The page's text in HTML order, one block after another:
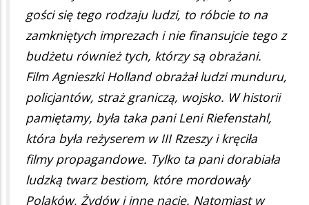
gości się tego rodzaju ludzi, to róbcie to na
zamkniętych imprezach i nie finansujcie tego z
budżetu również tych, którzy są obrażani.
Film Agnieszki Holland obrażał ludzi munduru,
policjantów, straż graniczą, wojsko. W historii
pamiętamy, była taka pani Leni Riefenstahl,
która była reżyserem w III Rzeszy i kręciła
filmy propagandowe. Tylko ta pani dorabiała
ludzką twarz bestiom, które mordowały
Polaków, Żydów i inne nacje. Natomiast w